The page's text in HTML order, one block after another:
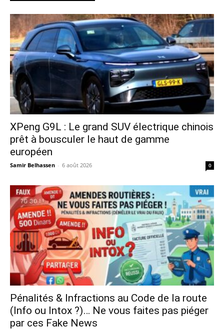
XPeng G9L : Le grand SUV électrique chinois
prêt à bousculer le haut de gamme
européen
Samir Belhassen - 6 août 2026 0
Pénalités & Infractions au Code de la route
(Info ou Intox ?)… Ne vous faites pas piéger
par ces Fake News